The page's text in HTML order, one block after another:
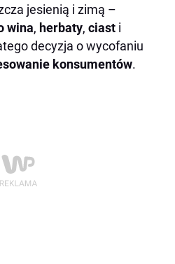
jesienią i zimą –
wina, herbaty, ciast i
decyzja o wycofaniu
konsumentów.